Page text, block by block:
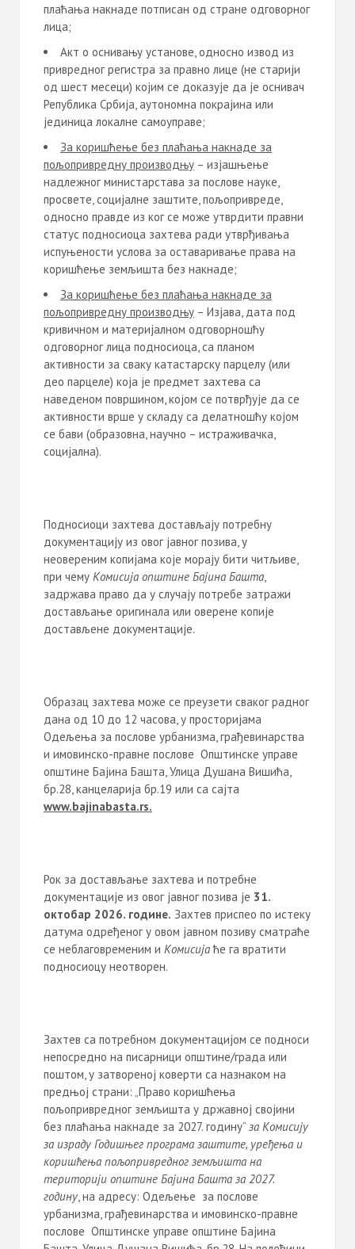
плаћања накнаде потписан од стране одговорног
лица;
Акт о оснивању установе, односно извод из
привредног регистра за правно лице (не старији
од шест месеци) којим се доказује да је оснивач
Република Србија, аутономна покрајина или
јединица локалне самоуправе;
За коришћење без плаћања накнаде за
пољопривредну производњу – изјашњење
надлежног министарстава за послове науке,
просвете, социјалне заштите, пољопривреде,
односно правде из ког се може утврдити правни
статус подносиоца захтева ради утврђивања
испуњености услова за оставaривање права на
коришћење земљишта без накнаде;
За коришћење без плаћања накнаде за
пољопривредну производњу – Изјава, дата под
кривичном и материјалном одговорношћу
одговорног лица подносиоца, са планом
активности за сваку катастарску парцелу (или
део парцеле) која је предмет захтева са
наведеном површином, којом се потврђује да се
активности врше у складу са делатношћу којом
се бави (образовна, научно – истраживачка,
социјална).
Подносиоци захтева достављају потребну
документацију из овог јавног позива, у
неовереним копијама које морају бити читљиве,
при чему Комисија општине Бајина Башта,
задржава право да у случају потребе затражи
достављање оригинала или оверене копије
достављене документације.
Образац захтева може се преузети сваког радног
дана од 10 до 12 часова, у просторијама
Одељења за послове урбанизма, грађевинарства
и имовинско-правне послове Општинске управе
општине Бајина Башта, Улица Душана Вишића,
бр.28, канцеларија бр.19 или са сајта
www.bajinabasta.rs.
Рок за достављање захтева и потребне
документације из овог јавног позива је 31.
октобар 2026. године. Захтев приспео по истеку
датума одређеног у овом јавнoм позиву сматраће
се неблаговременим и Комисијаће га вратити
подносиоцу неотворен.
Захтев са потребном документацијом се подноси
непосредно на писарници општине/града или
поштом, у затвореној коверти са назнаком на
предњој страни: „Право коришћења
пољопривредног земљишта у државној својини
без плаћања накнаде за 2027. годину“ за Комисију
за израду Годишњег програма заштите, уређења и
коришћења пољопривредног земљишта на
територији општине Бајина Башта за 2027.
годину, на адресу: Одељење за послове
урбанизма, грађевинарства и имовинско-правне
послове Општинске управе општине Бајина